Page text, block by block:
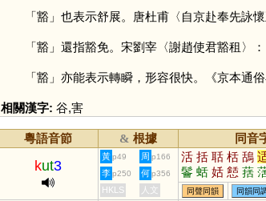
「豁 」也表示舒展。唐杜甫〈自京赴奉先詠
「豁 」還指豁免。宋劉宰〈謝趙使君豁租〉
「豁 」亦能表示轉瞬，形容很快。《京本通
相關漢字: 谷,害
粵語音節 & 根據 同音
kut3
黃 p49 周 p166 活 括 聒 栝 鴰
鬠 蛞 姡 懖 葀
李 p250 何 p356
HKLS 人文 同聲同韻 同韻同